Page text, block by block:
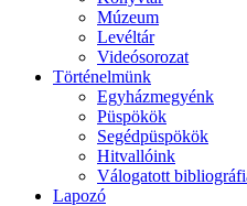
Múzeum
Levéltár
Videósorozat
Történelmünk
Egyházmegyénk
Püspökök
Segédpüspökök
Hitvallóink
Válogatott
Lapozó